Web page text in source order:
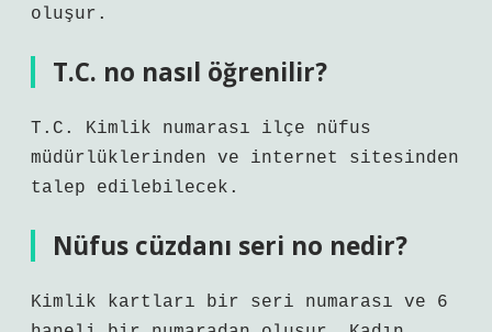
oluşur.
T.C. no nasıl öğrenilir?
T.C. Kimlik numarası ilçe nüfus
müdürlüklerinden ve internet sitesinden
talep edilebilecek.
Nüfus cüzdanı seri no nedir?
Kimlik kartları bir seri numarası ve 6